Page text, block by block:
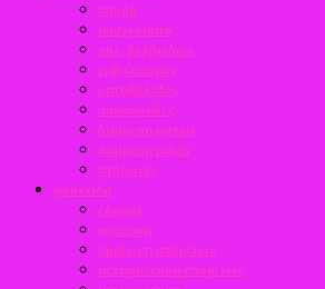
σπορά
μοσχεύματα
πολ. βολβώδων
εμβολιασμός
καταβολάδες
παραφυάδες
διαίρεση φυτών
διαίρεση ριζών
στόλωνες
φροντίδα
έδαφος
φύτευση
αραίωση σπορ/των
μεταφύτευση σπορ/των